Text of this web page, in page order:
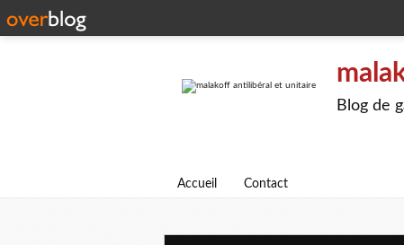
Blog de
Accueil Contact